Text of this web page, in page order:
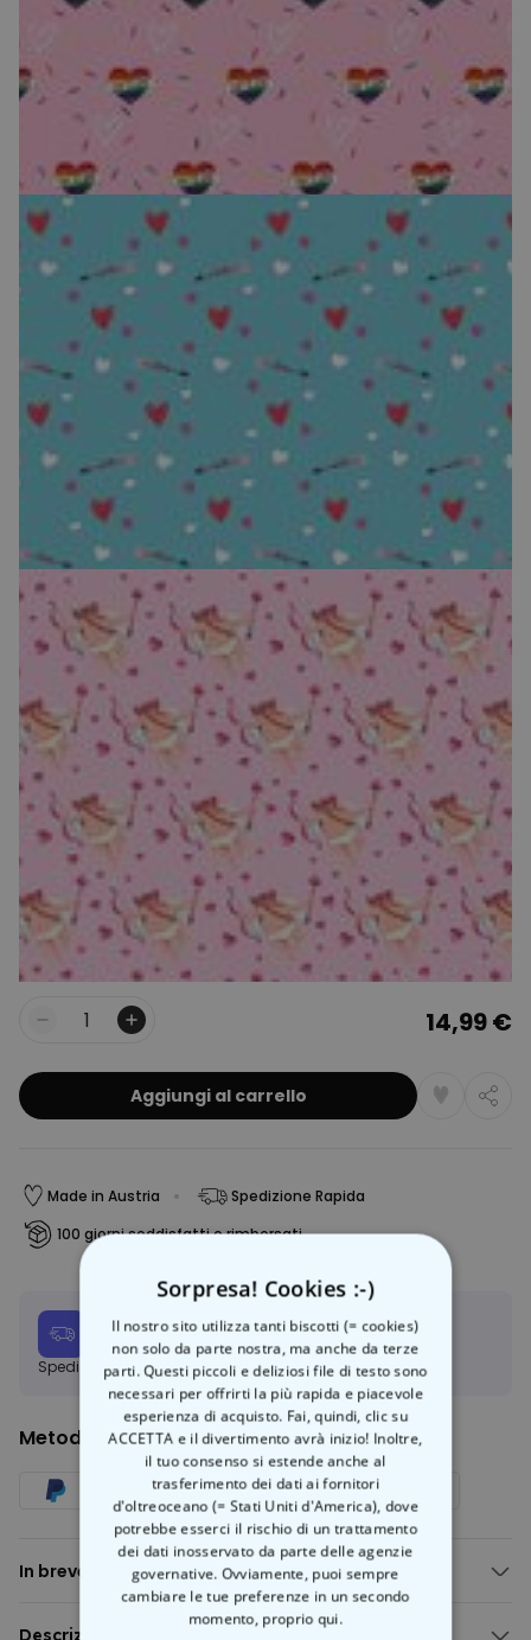
Quantità 14,99 €
Aggiungi al carrello
Made in Austria
Spedizione Rapida
100 giorni soddisfatti o rimborsati
Data stimata per la consegna:
Gio, 13.08 – Ven, 14.08
Spedizione gratuita a partire da 50 €Scopri di più
Metodo di pagamento
In breve
Foto personalizzabile
3 diversi sfondi romantici tra cui scegliere
Descrizione
Sorpresa! Cookies :-)
Il nostro sito utilizza tanti biscotti (= cookies)
non solo da parte nostra, ma anche da terze
parti. Questi piccoli e deliziosi file di testo sono
necessari per offrirti la più rapida e piacevole
esperienza di acquisto. Fai, quindi, clic su
ACCETTA e il divertimento avrà inizio! Inoltre,
il tuo consenso si estende anche al
trasferimento dei dati ai fornitori
d'oltreoceano (= Stati Uniti d'America), dove
potrebbe esserci il rischio di un trattamento
dei dati inosservato da parte delle agenzie
governative. Ovviamente, puoi sempre
cambiare le tue preferenze in un secondo
momento, proprio qui.